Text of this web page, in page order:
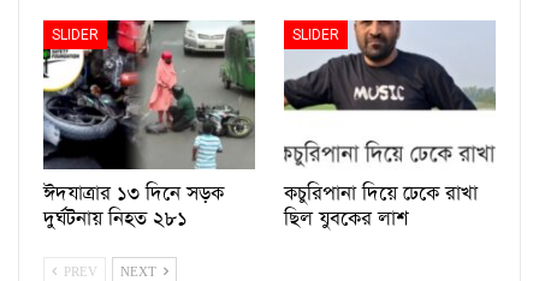
SLIDER
ঈদযাত্রার ১৩ দিনে সড়ক
দুর্ঘটনায় নিহত ২৮১
SLIDER
কচুরিপানা দিয়ে ঢেকে রাখা
ছিল যুবকের লাশ
PREV NEXT